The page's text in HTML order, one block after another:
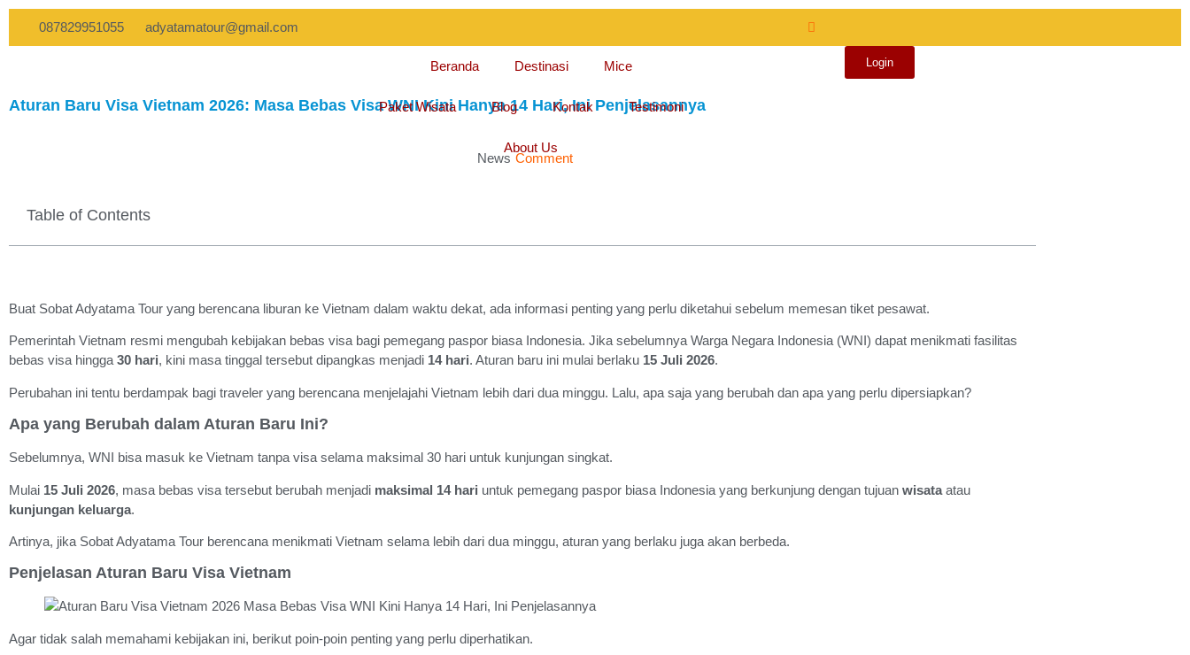
087829951055 adyatamatour@gmail.com
Beranda Destinasi Mice
Paket Wisata Blog Kontak Testimoni
About Us
Login
Aturan Baru Visa Vietnam 2026: Masa Bebas Visa WNI Kini Hanya 14 Hari, Ini Penjelasannya
News Comment
Table of Contents
Buat Sobat Adyatama Tour yang berencana liburan ke Vietnam dalam waktu dekat, ada informasi penting yang perlu diketahui sebelum memesan tiket pesawat.
Pemerintah Vietnam resmi mengubah kebijakan bebas visa bagi pemegang paspor biasa Indonesia. Jika sebelumnya Warga Negara Indonesia (WNI) dapat menikmati fasilitas
bebas visa hingga 30 hari, kini masa tinggal tersebut dipangkas menjadi 14 hari. Aturan baru ini mulai berlaku 15 Juli 2026.
Perubahan ini tentu berdampak bagi traveler yang berencana menjelajahi Vietnam lebih dari dua minggu. Lalu, apa saja yang berubah dan apa yang perlu dipersiapkan?
Apa yang Berubah dalam Aturan Baru Ini?
Sebelumnya, WNI bisa masuk ke Vietnam tanpa visa selama maksimal 30 hari untuk kunjungan singkat.
Mulai 15 Juli 2026, masa bebas visa tersebut berubah menjadi maksimal 14 hari untuk pemegang paspor biasa Indonesia yang berkunjung dengan tujuan wisataatau
kunjungan keluarga.
Artinya, jika Sobat Adyatama Tour berencana menikmati Vietnam selama lebih dari dua minggu, aturan yang berlaku juga akan berbeda.
Penjelasan Aturan Baru Visa Vietnam
Agar tidak salah memahami kebijakan ini, berikut poin-poin penting yang perlu diperhatikan.